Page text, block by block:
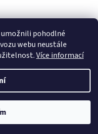
umožnili pohodlné
webu neustále
Více informací
NOVÁ ADRESA
. Všechna práva vyhrazena.